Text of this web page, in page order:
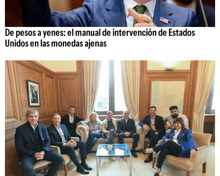
De pesos a yenes: el manual de intervención de Estados
Unidos en las monedas ajenas